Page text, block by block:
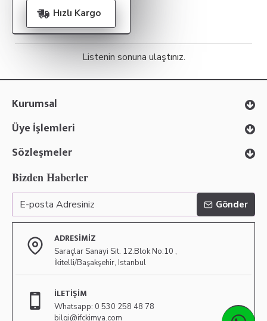
Hızlı Kargo
Listenin sonuna ulaştınız.
Kurumsal
Üye İşlemleri
Sözleşmeler
Bizden Haberler
Gönder
ADRESIMIZ
Saraçlar Sanayi Sit. 12.Blok No:10 ,
İkitelli/Başakşehir, Istanbul
İLETIŞIM
Whatsapp: 0 530 258 48 78
bilgi@ifckimya.com